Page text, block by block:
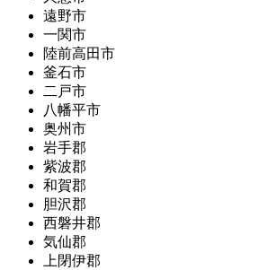
遠野市
一関市
陸前高田市
釜石市
二戸市
八幡平市
奥州市
岩手郡
紫波郡
和賀郡
胆沢郡
西磐井郡
気仙郡
上閉伊郡